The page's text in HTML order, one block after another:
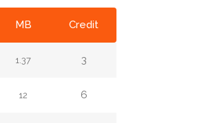
MB Credit
1.37 3
12 6